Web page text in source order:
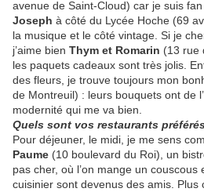
avenue de Saint-Cloud) car je suis
Joseph à côté du Lycée Hoche (69
la musique et le côté vintage. Si je
j’aime bien Thym et Romarin (13 rue
les paquets cadeaux sont très jolis.
des fleurs, je trouve toujours mon
de Montreuil) : leurs bouquets ont de
modernité qui me va bien.
Quels sont vos restaurants
Pour déjeuner, le midi, je me sens
Paume (10 boulevard du Roi), un
pas cher, où l’on mange un
cuisinier sont devenus des amis. Plus